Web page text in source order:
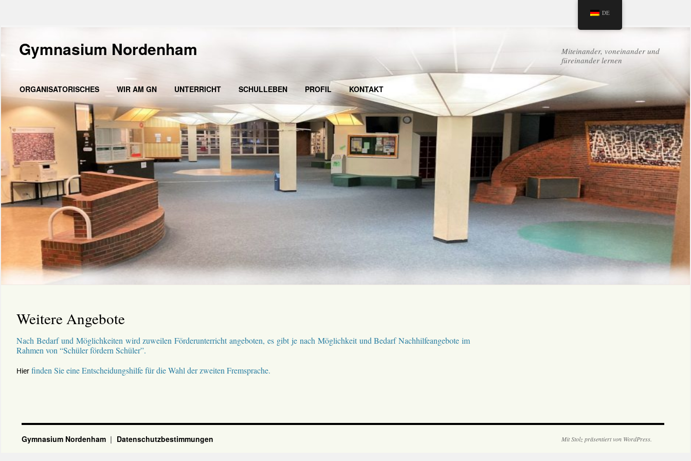
Gymnasium Nordenham
Miteinander, voneinander und
füreinander lernen
ORGANISATORISCHES WIR AM GN UNTERRICHT SCHULLEBEN PROFIL KONTAKT
Weitere Angebote
Nach Bedarf und Möglichkeiten wird zuweilen Förderunterricht angeboten, es gibt je nach Möglichkeit und Bedarf Nachhilfeangebote im
Rahmen von “Schüler fördern Schüler”.
Hier finden Sie eine Entscheidungshilfe für die Wahl der zweiten Fremsprache.
Gymnasium Nordenham Datenschutzbestimmungen Mit Stolz präsentiert von WordPress.
DE